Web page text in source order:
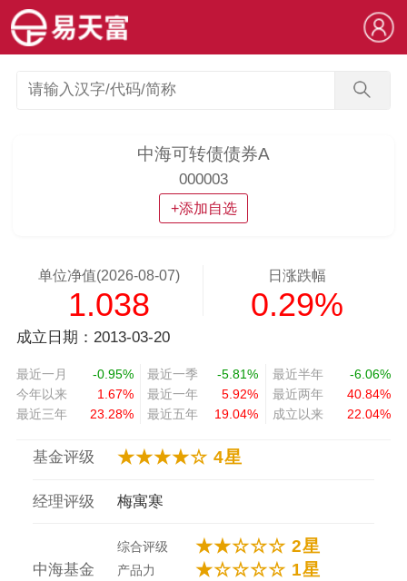
中海可转债债券A
000003
+添加自选
单位净值(2026-08-07)
1.038
日涨跌幅
0.29%
成立日期：2013-03-20
最近一月 -0.95% 最近一季 -5.81% 最近半年
-6.06%
今年以来
1.67% 最近一年 5.92% 最近两年
40.84%
最近三年
23.28% 最近五年 19.04% 成立以来 22.04%
基金评级 ★★★★☆ 4星
经理评级 梅寓寒
中海基金
综合评级 ★★☆☆☆ 2星
产品力 ★☆☆☆☆ 1星